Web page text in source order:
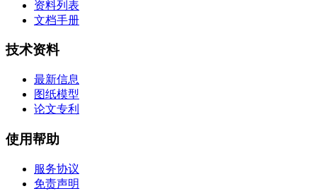
资料列表
文档手册
技术资料
最新信息
图纸模型
论文专利
使用帮助
服务协议
免责声明